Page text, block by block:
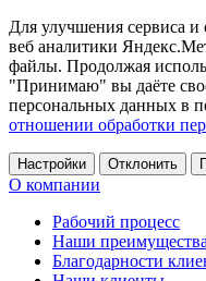
Для улучшения сервиса
веб аналитики
файлы. Продолжая
"Принимаю" вы даёте
персональных данных в
отношении обработки
Настройки Отклонить
О компании
Рабочий процесс
Наши преимущества
Благодарности